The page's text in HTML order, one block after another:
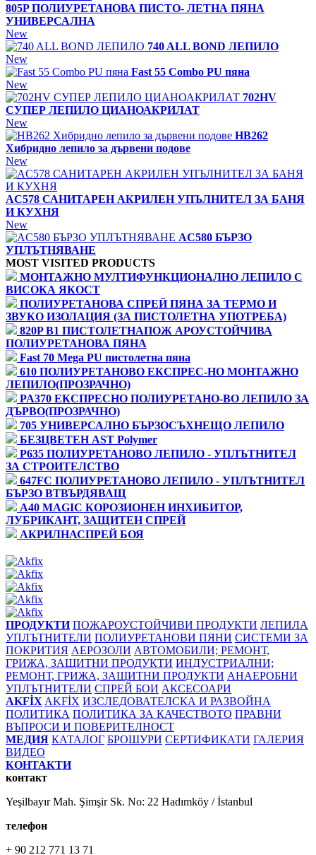
805P ПОЛИУРЕТАНОВА ПИСТО- ЛЕТНА ПЯНА
УНИВЕРСАЛНА
New
740 ALL BOND ЛЕПИЛО
New
Fast 55 Combo PU пяна
New
702HV
СУПЕР ЛЕПИЛО ЦИАНОАКРИЛАТ
New
HB262
Хибридно лепило за дървени подове
New
AC578 САНИТАРЕН АКРИЛЕН УПЪЛНИТЕЛ ЗА БАНЯ
И КУХНЯ
New
AC580 БЪРЗО
УПЛЪТНЯВАНЕ
MOST VISITED PRODUCTS
МОНТАЖНО МУЛТИФУНКЦИОНАЛНО ЛЕПИЛО С
ВИСОКА ЯКОСТ
ПОЛИУРЕТАНОВА СПРЕЙ ПЯНА ЗА ТЕРМО И
ЗВУКО ИЗОЛАЦИЯ (ЗА ПИСТОЛЕТНА УПОТРЕБА)
820P B1 ПИСТОЛЕТНАПОЖ АРОУСТОЙЧИВА
ПОЛИУРЕТАНОВА ПЯНА
Fast 70 Mega PU пистолетна пяна
610 ПОЛИУРЕТАНОВО ЕКСПРЕС-НО МОНТАЖНО
ЛЕПИЛО(ПРОЗРАЧНО)
PA370 ЕКСПРЕСНО ПОЛИУРЕТАНО-ВО ЛЕПИЛО ЗА
ДЪРВО(ПРОЗРАЧНО)
705 УНИВЕРСАЛНО БЪРЗОСЪХНЕЩО ЛЕПИЛО
БЕЗЦВЕТЕН AST Polymer
P635 ПОЛИУРЕТАНОВО ЛЕПИЛО - УПЛЪТНИТЕЛ
ЗА СТРОИТЕЛСТВО
647FC ПОЛИУРЕТАНОВО ЛЕПИЛО - УПЛЪТНИТЕЛ
БЪРЗО ВТВЪРДЯВАЩ
A40 MAGIC КОРОЗИОНЕН ИНХИБИТОР,
ЛУБРИКАНТ, ЗАЩИТЕН СПРЕЙ
АКРИЛНАСПРЕЙ БОЯ
ПРОДУКТИ ПОЖАРОУСТОЙЧИВИ ПРОДУКТИ ЛЕПИЛА
УПЛЪТНИТЕЛИ ПОЛИУРЕТАНОВИ ПЯНИ СИСТЕМИ ЗА
ПОКРИТИЯ АЕРОЗОЛИ АВТОМОБИЛИ; РЕМОНТ,
ГРИЖА, ЗАЩИТНИ ПРОДУКТИ ИНДУСТРИАЛНИ;
РЕМОНТ, ГРИЖА, ЗАЩИТНИ ПРОДУКТИ АНАЕРОБНИ
УПЛЪТНИТЕЛИ СПРЕЙ БОИ АКСЕСОАРИ
AKFİX AKFİX ИЗСЛЕДОВАТЕЛСКА И РАЗВОЙНА
ПОЛИТИКА ПОЛИТИКА ЗА КАЧЕСТВОТО ПРАВНИ
ВЪПРОСИ И ПОВЕРИТЕЛНОСТ
МЕДИЯ КАТАЛОГ БРОШУРИ СЕРТИФИКАТИ ГАЛЕРИЯ
ВИДЕО
КОНТАКТИ
контакт
Yeşilbayır Mah. Şimşir Sk. No: 22 Hadımköy / İstanbul
телефон
+ 90 212 771 13 71